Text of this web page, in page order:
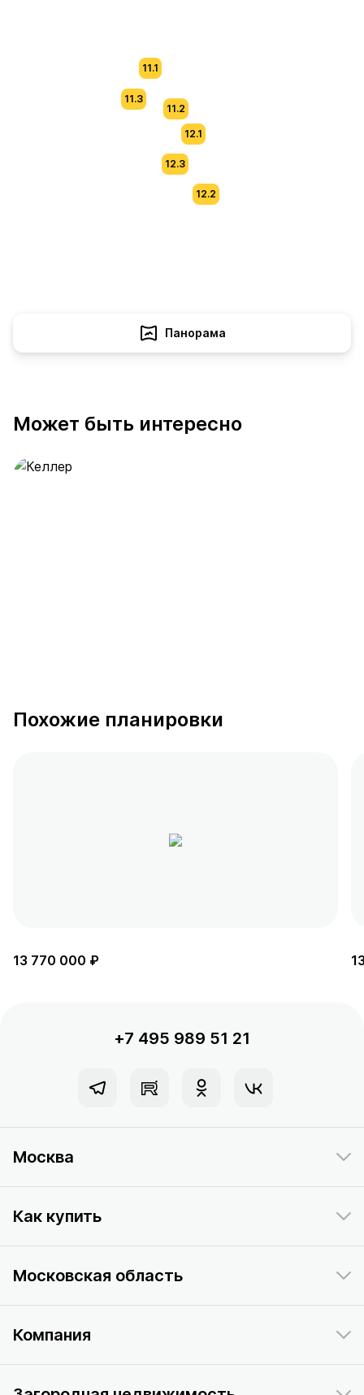
11.3
11.1
11.2
12.1
12.2
12.3
Панорама
Может быть интересно
Похожие планировки
13 770 000 ₽
+7 495 989 51 21
Москва
Как купить
Московская область
Компания